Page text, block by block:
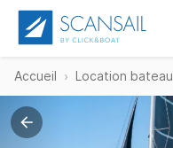
Accueil Location bateau